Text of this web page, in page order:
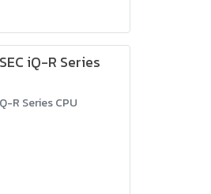
iQ-R Series
R Series CPU